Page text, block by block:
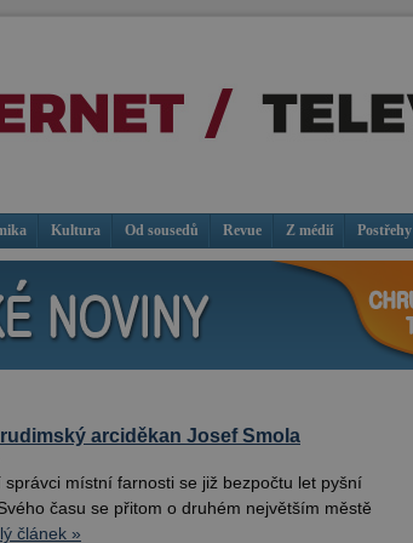
Kultura Od sousedů Revue Z médií Postřehy
arciděkan Josef Smola
místní farnosti se již bezpočtu let pyšní
času se přitom o druhém největším městě
článek »